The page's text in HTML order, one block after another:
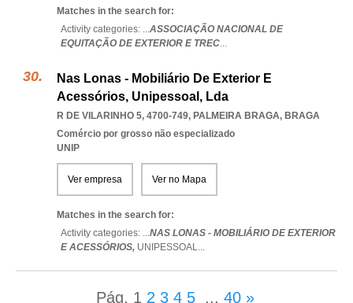
Matches in the search for:
Activity categories: ...ASSOCIAÇÃO NACIONAL DE
EQUITAÇÃO DE EXTERIOR E TREC...
Nas Lonas - Mobiliário De Exterior E
Acessórios, Unipessoal, Lda
R DE VILARINHO 5, 4700-749, PALMEIRA BRAGA, BRAGA
Comércio por grosso não especializado
UNIP
Ver empresa Ver no Mapa
Matches in the search for:
Activity categories: ...NAS LONAS - MOBILIÁRIO DE EXTERIOR
E ACESSÓRIOS, UNIPESSOAL...
Pág. 1 2 3 4 5 ... 40 »